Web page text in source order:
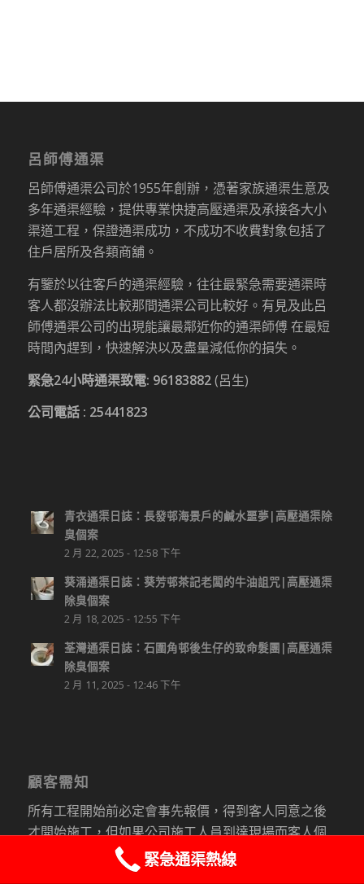
呂師傅通渠
呂師傅通渠公司於1955年創辦，憑著家族通渠生意及
多年通渠經驗，提供專業快捷高壓通渠及承接各大小
渠道工程，保證通渠成功，不成功不收費對象包括了
住戶居所及各類商舖。
有鑒於以往客戶的通渠經驗，往往最緊急需要通渠時
客人都沒辦法比較那間通渠公司比較好。有見及此呂
師傅通渠公司的出現能讓最鄰近你的通渠師傅 在最短
時間內趕到，快速解決以及盡量減低你的損失。
緊急24小時通渠致電: 96183882(呂生)
公司電話 : 25441823
青衣通渠日誌：長發邨海景戶的鹹水噩夢|高壓通渠除
臭個案
2 月 22, 2025 - 12:58 下午
葵涌通渠日誌：葵芳邨茶記老闆的牛油詛咒|高壓通渠
除臭個案
2 月 18, 2025 - 12:55 下午
荃灣通渠日誌：石圍角邨後生仔的致命髮團|高壓通渠
除臭個案
2 月 11, 2025 - 12:46 下午
顧客需知
所有工程開始前必定會事先報價，得到客人同意之後
才開始施工，但如果公司施工人員到達現場而客人個
人理由取消預約將收取基本費用。
實際費用跟施工細節，選用的材料有關，視現場情況
緊急通渠熱線
Whatsapp : 96183882